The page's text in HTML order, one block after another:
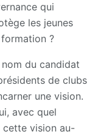
qui
les jeunes
?
du candidat
de clubs
une vision.
avec quel
vision au-